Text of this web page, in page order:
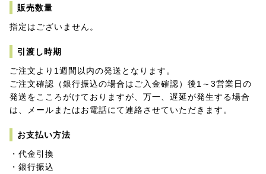
販売数量
指定はございません。
引渡し時期
ご注文より1週間以内の発送となります。
ご注文確認（銀行振込の場合はご入金確認）後1～3営業日の
発送をこころがけておりますが、万一、遅延が発生する場合
は、メールまたはお電話にて連絡させていただきます。
お支払い方法
・代金引換
・銀行振込